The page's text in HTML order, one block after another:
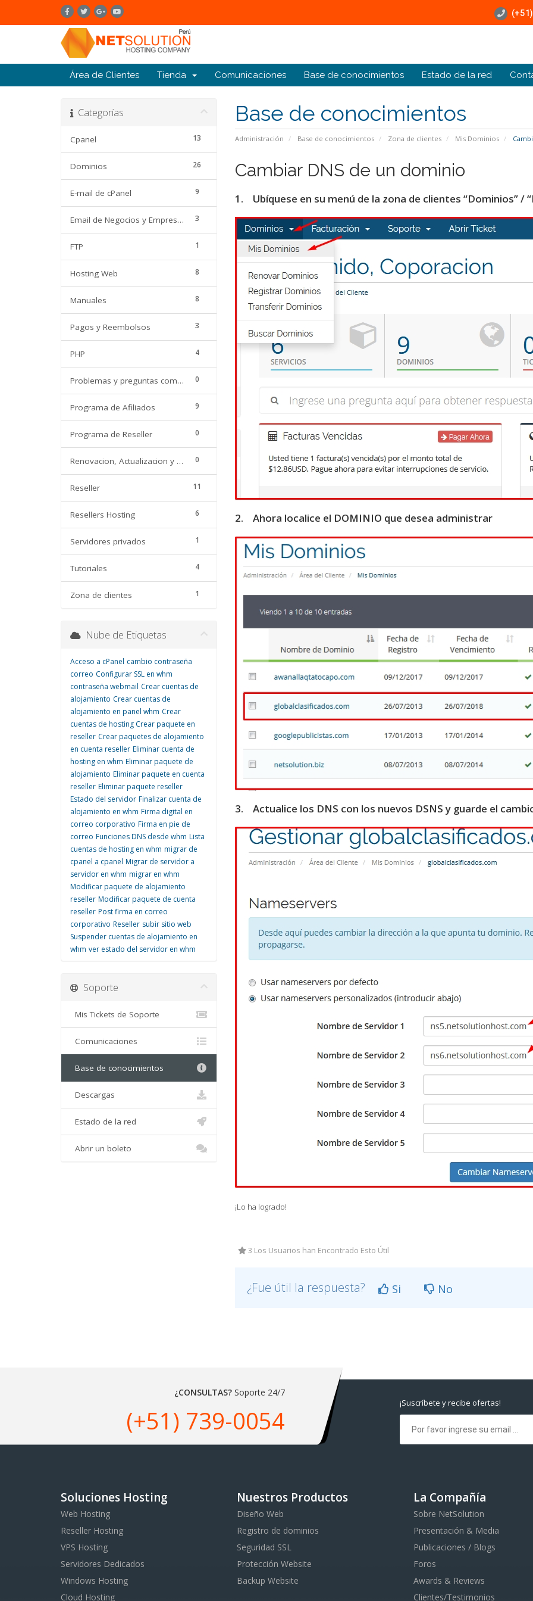
Área de Clientes Tienda Comunicaciones Base de conocimientos Estado de la red
Base de conocimientos
Administración Base de conocimientos Zona de clientes Mis Dominios
Categorías
13
Cpanel
26
Dominios
9
E-mail de cPanel
3
Email de Negocios y Empresas
1
FTP
8
Hosting Web
8
Manuales
3
Pagos y Reembolsos
4
PHP
0
Problemas y preguntas comunes
9
Programa de Afiliados
0
Programa de Reseller
0
Renovacion, Actualizacion y Adquisicion de nuevos servicios
11
Reseller
6
Resellers Hosting
1
Servidores privados
4
Tutoriales
1
Zona de clientes
Cambiar DNS de un dominio
1. Ubíquese en su menú de la zona de clientes “Dominios” /
2. Ahora localice el DOMINIO que desea administrar
3. Actualice los DNS con los nuevos DSNS y guarde el
¡Lo ha logrado!
3 Los Usuarios han Encontrado Esto Útil
¿Fue útil la respuesta? Si No
Nube de Etiquetas
Acceso a cPanel cambio contraseña
correo Configurar SSL en whm
contraseña webmail Crear cuentas de
alojamiento Crear cuentas de
alojamiento en panel whm Crear
cuentas de hosting Crear paquete en
reseller Crear paquetes de alojamiento
en cuenta reseller Eliminar cuenta de
hosting en whm Eliminar paquete de
alojamiento Eliminar paquete en cuenta
reseller Eliminar paquete reseller
Estado del servidor Finalizar cuenta de
alojamiento en whm Firma digital en
correo corporativo Firma en pie de
correo Funciones DNS desde whm Lista
cuentas de hosting en whm migrar de
cpanel a cpanel Migrar de servidor a
servidor en whm migrar en whm
Modificar paquete de alojamiento
reseller Modificar paquete de cuenta
reseller Post firma en correo
corporativo Reseller subir sitio web
Suspender cuentas de alojamiento en
whm ver estado del servidor en whm
Soporte
Mis Tickets de Soporte
Comunicaciones
Base de conocimientos
Descargas
Estado de la red
Abrir un boleto
¿CONSULTAS? Soporte 24/7
(+51) 739-0054
¡Suscríbete y recibe ofertas!
Soluciones Hosting
Web Hosting
Reseller Hosting
VPS Hosting
Servidores Dedicados
Windows Hosting
Cloud Hosting
Nuestros Productos
Diseño Web
Registro de dominios
Seguridad SSL
Protección Website
Backup Website
La Compañía
Sobre NetSolution
Presentación & Media
Publicaciones / Blogs
Foros
Awards & Reviews
Clientes/Testimonios